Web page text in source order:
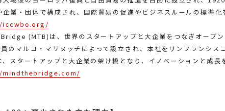
企業・団体で構成され、国際貿易の促進やビジネスルールの標準
(MTB)は、世界のスタートアップと大企業をつなぎオープ
のマルコ・マリヌッチによって設立され、本社をサンフランシ
、スタートアップと大企業の架け橋となり、イノベーションと成